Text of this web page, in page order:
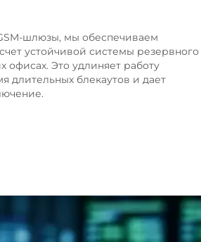
шлюзы, мы обеспечиваем
устойчивой системы резервного
офисах. Это удлиняет работу
длительных блекаутов и дает